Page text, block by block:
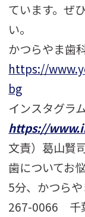
ています。ぜ
い。
かつらやま歯
https://
bg
インスタグラ
https://
文責）葛山賢
歯についてお
5分、かつら
267-0066 千